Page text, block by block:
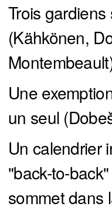
Trois
(Kähkönen,
Une
un seul
Un calendrier
"back-to-
sommet dans